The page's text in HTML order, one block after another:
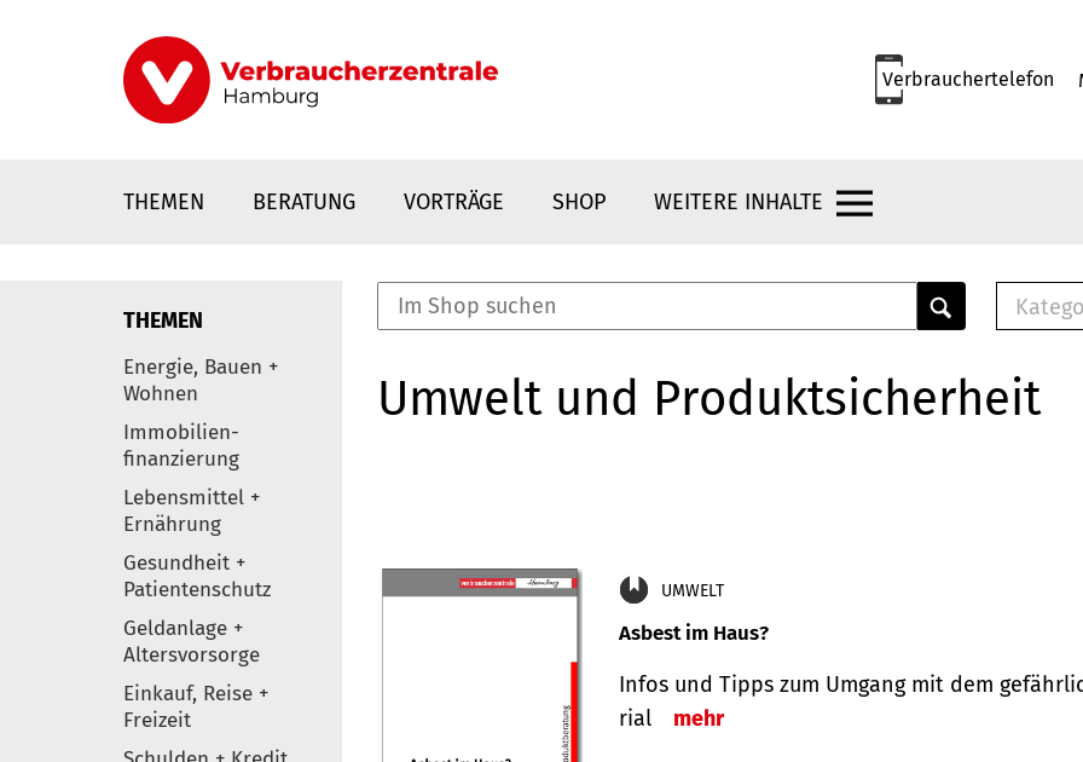
Verbrauchertelefon
THEMEN BERATUNG VORTRÄGE SHOP WEITERE INHALTE
Elemente
THEMEN
Energie, Bauen +
Wohnen
Immobilien-
finanzierung
Lebensmittel +
Ernährung
Gesundheit +
Patientenschutz
Geldanlage +
Altersvorsorge
Einkauf, Reise +
Freizeit
Umwelt und Produktsicherheit
UMWELT
Asbest im Haus?
Infos und Tipps zum Um­gang mit dem
rial
mehr